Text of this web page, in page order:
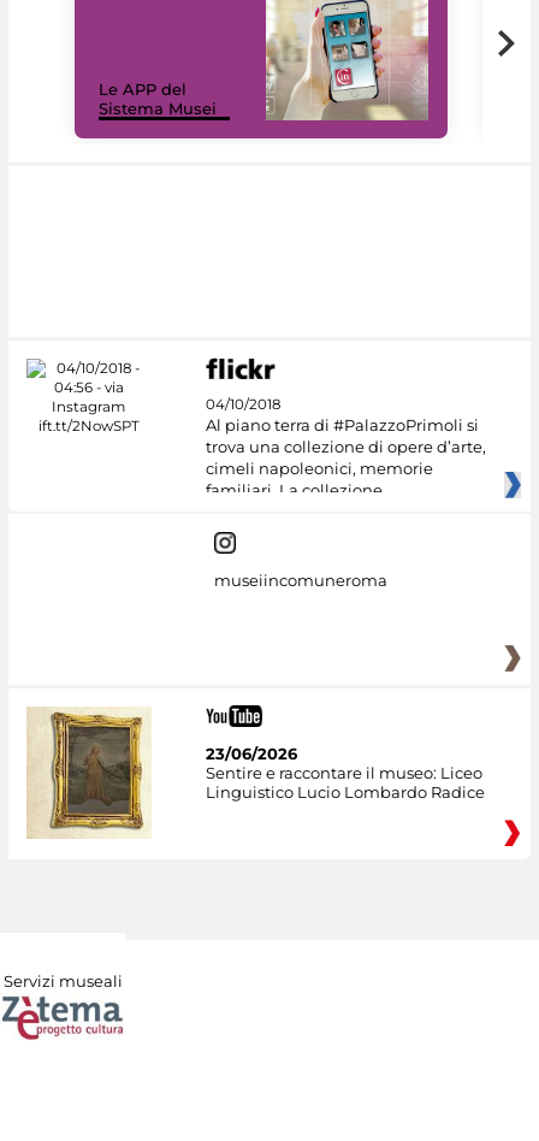
Le APP del
Sistema Musei
04/10/2018
Al piano terra di #PalazzoPrimoli si
trova una collezione di opere d’arte,
cimeli napoleonici, memorie
familiari. La collezione
museiincomuneroma
23/06/2026
Sentire e raccontare il museo: Liceo
Linguistico Lucio Lombardo Radice
Servizi museali